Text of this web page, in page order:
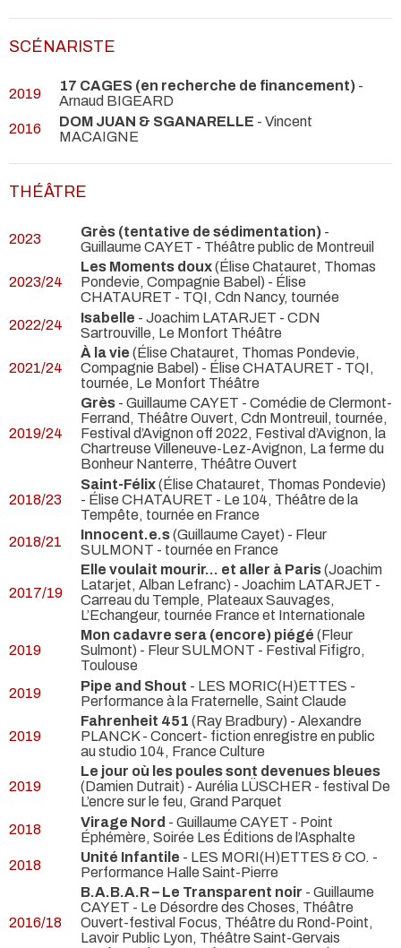
SCÉNARISTE
2019 17 CAGES (en recherche de financement) -
Arnaud BIGEARD
2016
DOM JUAN & SGANARELLE - Vincent
MACAIGNE
THÉÂTRE
2023 Grès (tentative de sédimentation) -
Guillaume CAYET - Théâtre public de Montreuil
2023/24
Les Moments doux(Élise Chatauret, Thomas
Pondevie, Compagnie Babel) - Élise
CHATAURET - TQI, Cdn Nancy, tournée
2022/24
Isabelle - Joachim LATARJET - CDN
Sartrouville, Le Monfort Théâtre
2021/24
À la vie (Élise Chatauret, Thomas Pondevie,
Compagnie Babel) - Élise CHATAURET - TQI,
tournée, Le Monfort Théâtre
2019/24
Grès - Guillaume CAYET - Comédie de Clermont-
Ferrand, Théâtre Ouvert, Cdn Montreuil, tournée,
Festival d’Avignon off 2022, Festival d’Avignon, la
Chartreuse Villeneuve-Lez-Avignon, La ferme du
Bonheur Nanterre, Théâtre Ouvert
2018/23
Saint-Félix(Élise Chatauret, Thomas Pondevie)
- Élise CHATAURET - Le 104, Théâtre de la
Tempête, tournée en France
2018/21
Innocent.e.s(Guillaume Cayet) - Fleur
SULMONT - tournée en France
2017/19
Elle voulait mourir… et aller à Paris(Joachim
Latarjet, Alban Lefranc) - Joachim LATARJET -
Carreau du Temple, Plateaux Sauvages,
L’Echangeur, tournée France et Internationale
2019
Mon cadavre sera (encore) piégé (Fleur
Sulmont) - Fleur SULMONT - Festival Fifigro,
Toulouse
2019
Pipe and Shout - LES MORIC(H)ETTES -
Performance à la Fraternelle, Saint Claude
2019
Fahrenheit 451 (Ray Bradbury) - Alexandre
PLANCK- Concert- fiction enregistre en public
au studio 104, France Culture
2019
Le jour où les poules sont devenues bleues
(Damien Dutrait) - Aurélia LÜSCHER - festival De
L’encre sur le feu, Grand Parquet
2018
Virage Nord - Guillaume CAYET - Point
Éphémère, Soirée Les Éditions de l’Asphalte
2018
Unité Infantile - LES MORI(H)ETTES & CO. -
Performance Halle Saint-Pierre
2016/18
B.A.B.A.R – Le Transparent noir - Guillaume
CAYET - Le Désordre des Choses, Théâtre
Ouvert-festival Focus, Théâtre du Rond-Point,
Lavoir Public Lyon, Théâtre Saint-Gervais